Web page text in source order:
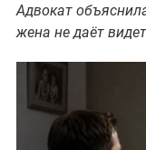
Адвокат
жена не даёт